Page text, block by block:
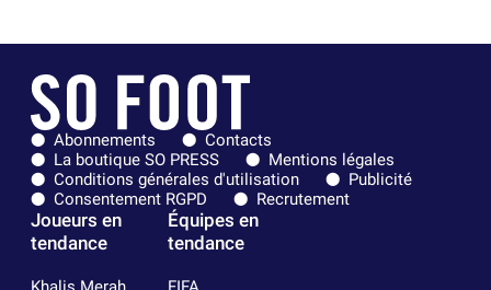
Abonnements
Contacts
La boutique SO PRESS
Mentions légales
Conditions générales d'utilisation
Publicité
Consentement RGPD
Recrutement
Joueurs en
tendance
Équipes en
tendance